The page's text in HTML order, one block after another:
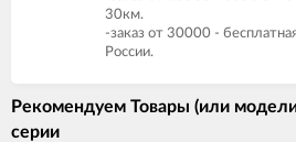
30км.
-заказ от 30000 -
России.
Рекомендуем Товары (или
серии